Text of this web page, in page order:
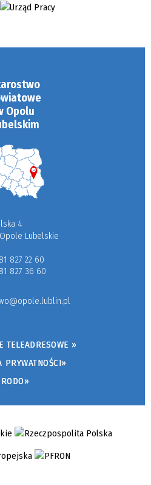
Opolu
4
Lubelskie
827 22 60
827 36 60
TELEADRESOWE »
PRYWATNOŚCI»
RODO»